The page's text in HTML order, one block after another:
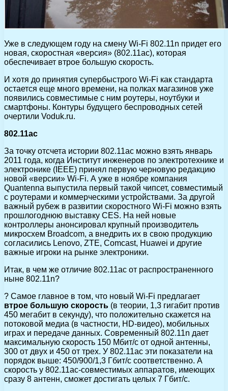
Уже в следующем году на смену Wi-Fi 802.11n придет его
новая, скоростная «версия» (802.11ac), которая
обеспечивает втрое большую скорость.
И хотя до принятия супербыстрого Wi-Fi как стандарта
остается еще много времени, на полках магазинов уже
появились совместимые с ним роутеры, ноутбуки и
смартфоны. Контуры будущего беспроводных сетей
очертили Voduk.ru.
802.11ac
За точку отсчета истории 802.11ac можно взять январь
2011 года, когда Институт инженеров по электротехнике и
электронике (IEEE) принял первую черновую редакцию
новой «версии» Wi-Fi. А уже в ноябре компания
Quantenna выпустила первый такой чипсет, совместимый
с роутерами и коммерческими устройствами. За другой
важный рубеж в развитии скоростного Wi-Fi можно взять
прошлогоднюю выставку CES. На ней новые
контроллеры анонсировал крупный производитель
микросхем Broadcom, а внедрить их в свою продукцию
согласились Lenovo, ZTE, Comcast, Huawei и другие
важные игроки на рынке электроники.
Итак, в чем же отличие 802.11aс от распространенного
ныне 802.11n?
? Самое главное в том, что новый Wi-Fi предлагает
втрое большую скорость (в теории, 1,3 гигабит против
450 мегабит в секунду), что положительно скажется на
потоковой медиа (в частности, HD-видео), мобильных
играх и передаче данных. Современный 802.11n дает
максимальную скорость 150 Мбит/с от одной антенны,
300 от двух и 450 от трех. У 802.11ac эти показатели на
порядок выше: 450/900/1,3 Гбит/с соответственно. А
скорость у 802.11ac-совместимых аппаратов, имеющих
сразу 8 антенн, сможет достигать целых 7 Гбит/c.